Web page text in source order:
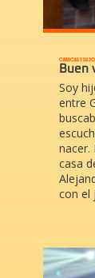
CARACAS Y SU
Buen
Soy
entre
nacer.
casa
con el